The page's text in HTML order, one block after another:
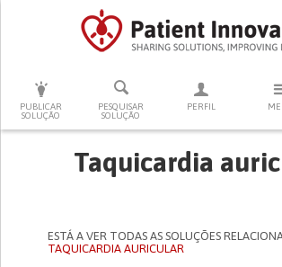
PUBLICAR
SOLUÇÃO
PESQUISAR
SOLUÇÃO
PERFIL
PRESSIONE ENTER PARA PESQUISAR
Taquicardia
ESTÁ A VER TODAS AS SOLUÇÕES
TAQUICARDIA AURICULAR